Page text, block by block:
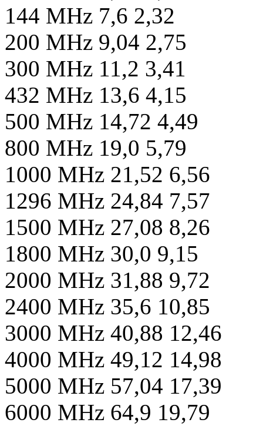
144 MHz 7,6 2,32
200 MHz 9,04 2,75
300 MHz 11,2 3,41
432 MHz 13,6 4,15
500 MHz 14,72 4,49
800 MHz 19,0 5,79
1000 MHz 21,52 6,56
1296 MHz 24,84 7,57
1500 MHz 27,08 8,26
1800 MHz 30,0 9,15
2000 MHz 31,88 9,72
2400 MHz 35,6 10,85
3000 MHz 40,88 12,46
4000 MHz 49,12 14,98
5000 MHz 57,04 17,39
6000 MHz 64,9 19,79